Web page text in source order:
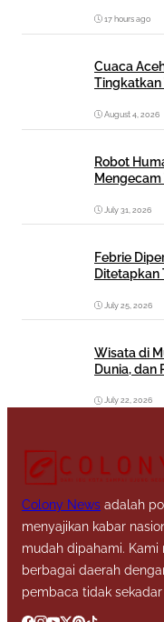
17 hours ago
Cuaca
Tingkatkan
August 4, 2026
Robot
July 31, 2026
Febrie
Ditetapkan
July 25, 2026
Wisata di
Dunia, dan
July 22, 2026
Colony News adalah
menyajikan kabar
mudah dipahami.
berbagai daerah
pembaca tidak